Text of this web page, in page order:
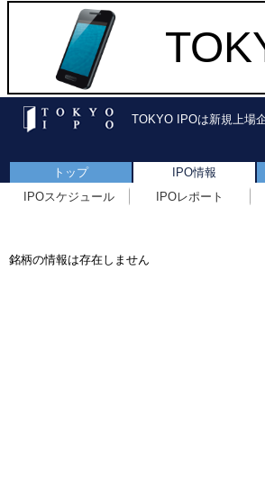
TOKYO IPOは新規上場
トップ IPO情報
IPOスケジュール
IPOレポート
銘柄の情報は存在しません